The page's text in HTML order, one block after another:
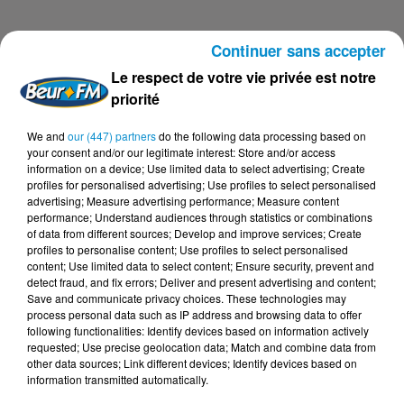
AVS
DERNIERS PODCASTS
24 juillet 2026
Les Zinformés - 24/07/26
Le respect de votre vie privée est notre
priorité
We and our (447) partnersdo the following data processing based on
your consent and/or our legitimate interest: Store and/or access
information on a device; Use limited data to select advertising; Create
profiles for personalised advertising; Use profiles to select personalised
advertising; Measure advertising performance; Measure content
performance; Understand audiences through statistics or combinations
of data from different sources; Develop and improve services; Create
profiles to personalise content; Use profiles to select personalised
content; Use limited data to select content; Ensure security, prevent and
detect fraud, and fix errors; Deliver and present advertising and content;
Save and communicate privacy choices. These technologies may
process personal data such as IP address and browsing data to offer
following functionalities: Identify devices based on information actively
requested; Use precise geolocation data; Match and combine data from
other data sources; Link different devices; Identify devices based on
information transmitted automatically.
Continuer sans accepter